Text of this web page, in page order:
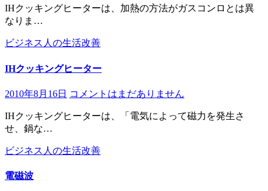
IHクッキングヒーターは、加熱の方法がガスコンロとは異
なりま…
ビジネス人の生活改善
IHクッキングヒーター
2010年8月16日 コメントはまだありません
IHクッキングヒーターは、「電気によって磁力を発生さ
せ、鍋な…
ビジネス人の生活改善
電磁波